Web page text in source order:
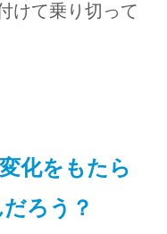
けて乗り切って
化をもたら
ろう？